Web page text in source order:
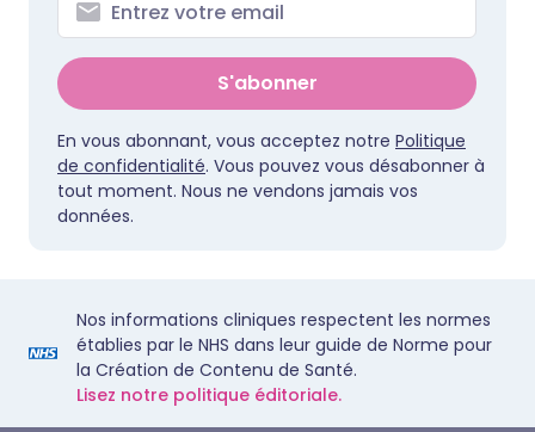
S'abonner
En vous abonnant, vous acceptez notre Politique
de confidentialité. Vous pouvez vous désabonner à
tout moment. Nous ne vendons jamais vos
données.
Nos informations cliniques respectent les normes
établies par le NHS dans leur guide de Norme pour
la Création de Contenu de Santé.
Lisez notre politique éditoriale.